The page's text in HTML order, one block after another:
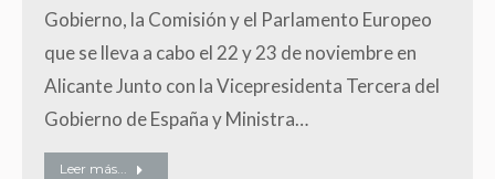
Gobierno, la Comisión y el Parlamento Europeo
que se lleva a cabo el 22 y 23 de noviembre en
Alicante Junto con la Vicepresidenta Tercera del
Gobierno de España y Ministra…
Leer más...